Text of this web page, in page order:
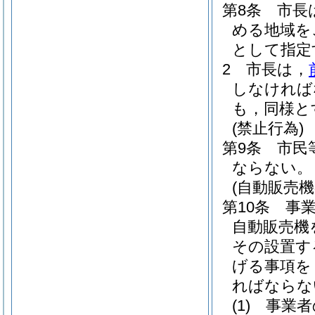
第8条
市長
める地域
として指
2
市長は，
しなけれ
も，同様
(禁止行為)
第9条
市民
ならない。
(自動販売
第10条
事
自動販売
その設置
げる事項
ればなら
(1)
事業